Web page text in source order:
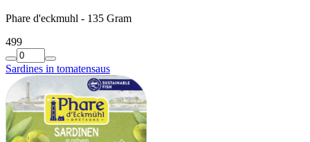
Phare d'eckmuhl - 135 Gram
499
Sardines in tomatensaus